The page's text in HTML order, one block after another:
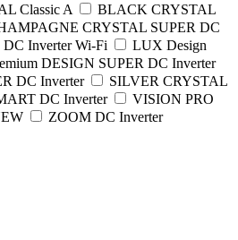
Classic A
BLACK CRYSTAL
CRYSTAL SUPER DC
Inverter Wi-Fi
LUX Design
DESIGN SUPER DC Inverter
DC Inverter
SILVER CRYSTAL
DC Inverter
VISION PRO
ZOOM DC Inverter